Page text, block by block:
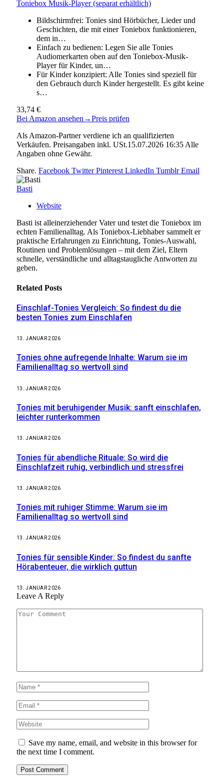
Toniebox Musik-Player (separat erhältlich)
Bildschirmfrei: Tonies sind Hörbücher, Lieder und
Geschichten, die mit einer Toniebox funktionieren,
dem in…
Einfach zu bedienen: Legen Sie alle Tonies
Audiomerkarten oben auf den Toniebox-Musik-
Player für Kinder, un…
Für Kinder konzipiert: Alle Tonies sind speziell für
den Gebrauch durch Kinder hergestellt. Es gibt keine
s…
33,74 €
Bei Amazon ansehen→Preis prüfen
Als Amazon-Partner verdiene ich an qualifizierten
Verkäufen. Preisangaben inkl. USt.15.07.2026 16:35 Alle
Angaben ohne Gewähr.
Share. Facebook Twitter Pinterest LinkedIn Tumblr Email
Basti
Website
Basti ist alleinerziehender Vater und testet die Toniebox im
echten Familienalltag. Als Toniebox-Liebhaber sammelt er
praktische Erfahrungen zu Einrichtung, Tonies-Auswahl,
Routinen und Problemlösungen – mit dem Ziel, Eltern
schnelle, verständliche und alltagstaugliche Antworten zu
geben.
Related Posts
Einschlaf-Tonies Vergleich: So findest du die
besten Tonies zum Einschlafen
13. JANUAR 2026
Tonies ohne aufregende Inhalte: Warum sie im
Familienalltag so wertvoll sind
13. JANUAR 2026
Tonies mit beruhigender Musik: sanft einschlafen,
leichter runterkommen
13. JANUAR 2026
Tonies für abendliche Rituale: So wird die
Einschlafzeit ruhig, verbindlich und stressfrei
13. JANUAR 2026
Tonies mit ruhiger Stimme: Warum sie im
Familienalltag so wertvoll sind
13. JANUAR 2026
Tonies für sensible Kinder: So findest du sanfte
Hörabenteuer, die wirklich guttun
13. JANUAR 2026
Leave A Reply
Save my name, email, and website in this browser for
the next time I comment.